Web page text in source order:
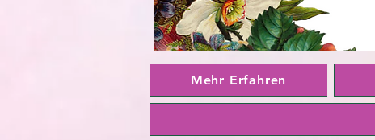
Mehr Erfahren